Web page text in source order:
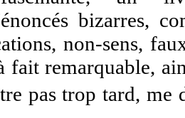
bizarres,
non-sens,
fait remarquable,
pas trop tard, me